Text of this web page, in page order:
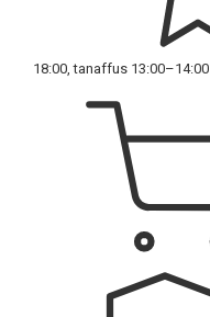
18:00, tanaffus 13:00–14:00